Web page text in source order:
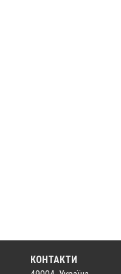
КОНТАКТИ